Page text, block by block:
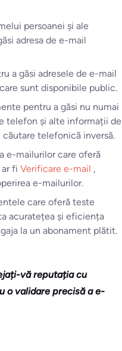
persoanei și ale
adresa de e-mail
a găsi adresele de e-mail
sunt disponibile public.
pentru a găsi nu numai
telefon și alte informații de
telefonică inversă.
e-mailurilor care oferă
fi Verificare e-mail ,
e-mailurilor.
care oferă teste
acuratețea și eficiența
la un abonament plătit.
vă reputația cu
o validare precisă a e-